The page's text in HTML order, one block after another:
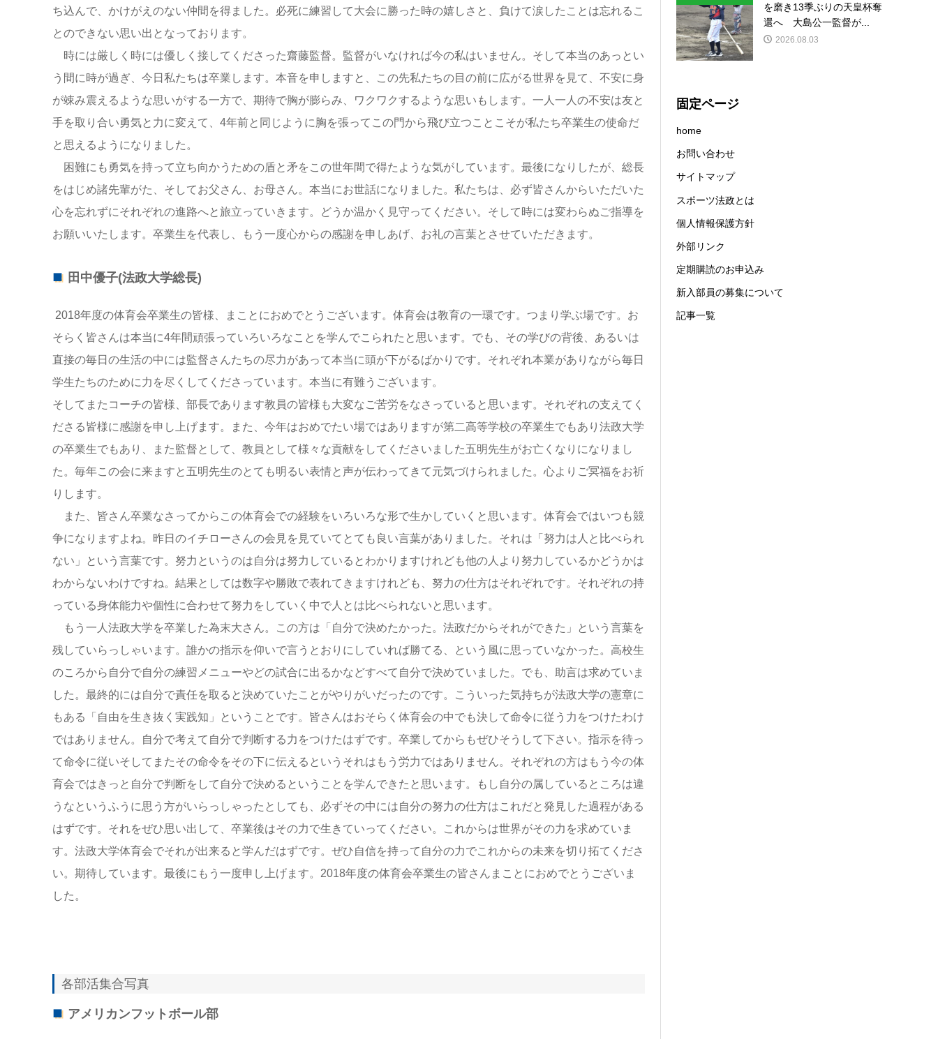
ち込んで、かけがえのない仲間を得ました。必死に練習して大会に勝った時の嬉しさと、負けて涙したことは忘れるこ
とのできない思い出となっております。
時には厳しく時には優しく接してくださった齋藤監督。監督がいなければ今の私はいません。そして本当のあっとい
う間に時が過ぎ、今日私たちは卒業します。本音を申しますと、この先私たちの目の前に広がる世界を見て、不安に身
が竦み震えるような思いがする一方で、期待で胸が膨らみ、ワクワクするような思いもします。一人一人の不安は友と
手を取り合い勇気と力に変えて、4年前と同じように胸を張ってこの門から飛び立つことこそが私たち卒業生の使命だ
と思えるようになりました。
困難にも勇気を持って立ち向かうための盾と矛をこの世年間で得たような気がしています。最後になりしたが、総長
をはじめ諸先輩がた、そしてお父さん、お母さん。本当にお世話になりました。私たちは、必ず皆さんからいただいた
心を忘れずにそれぞれの進路へと旅立っていきます。どうか温かく見守ってください。そして時には変わらぬご指導を
お願いいたします。卒業生を代表し、もう一度心からの感謝を申しあげ、お礼の言葉とさせていただきます。
田中優子(法政大学総長)
2018年度の体育会卒業生の皆様、まことにおめでとうございます。体育会は教育の一環です。つまり学ぶ場です。お
そらく皆さんは本当に4年間頑張っていろいろなことを学んでこられたと思います。でも、その学びの背後、あるいは
直接の毎日の生活の中には監督さんたちの尽力があって本当に頭が下がるばかりです。それぞれ本業がありながら毎日
学生たちのために力を尽くしてくださっています。本当に有難うございます。
そしてまたコーチの皆様、部長であります教員の皆様も大変なご苦労をなさっていると思います。それぞれの支えてく
ださる皆様に感謝を申し上げます。また、今年はおめでたい場ではありますが第二高等学校の卒業生でもあり法政大学
の卒業生でもあり、また監督として、教員として様々な貢献をしてくださいました五明先生がお亡くなりになりまし
た。毎年この会に来ますと五明先生のとても明るい表情と声が伝わってきて元気づけられました。心よりご冥福をお祈
りします。
また、皆さん卒業なさってからこの体育会での経験をいろいろな形で生かしていくと思います。体育会ではいつも競
争になりますよね。昨日のイチローさんの会見を見ていてとても良い言葉がありました。それは「努力は人と比べられ
ない」という言葉です。努力というのは自分は努力しているとわかりますけれども他の人より努力しているかどうかは
わからないわけですね。結果としては数字や勝敗で表れてきますけれども、努力の仕方はそれぞれです。それぞれの持
っている身体能力や個性に合わせて努力をしていく中で人とは比べられないと思います。
もう一人法政大学を卒業した為末大さん。この方は「自分で決めたかった。法政だからそれができた」という言葉を
残していらっしゃいます。誰かの指示を仰いで言うとおりにしていれば勝てる、という風に思っていなかった。高校生
のころから自分で自分の練習メニューやどの試合に出るかなどすべて自分で決めていました。でも、助言は求めていま
した。最終的には自分で責任を取ると決めていたことがやりがいだったのです。こういった気持ちが法政大学の憲章に
もある「自由を生き抜く実践知」ということです。皆さんはおそらく体育会の中でも決して命令に従う力をつけたわけ
ではありません。自分で考えて自分で判断する力をつけたはずです。卒業してからもぜひそうして下さい。指示を待っ
て命令に従いそしてまたその命令をその下に伝えるというそれはもう労力ではありません。それぞれの方はもう今の体
育会ではきっと自分で判断をして自分で決めるということを学んできたと思います。もし自分の属しているところは違
うなというふうに思う方がいらっしゃったとしても、必ずその中には自分の努力の仕方はこれだと発見した過程がある
はずです。それをぜひ思い出して、卒業後はその力で生きていってください。これからは世界がその力を求めていま
す。法政大学体育会でそれが出来ると学んだはずです。ぜひ自信を持って自分の力でこれからの未来を切り拓てくださ
い。期待しています。最後にもう一度申し上げます。2018年度の体育会卒業生の皆さんまことにおめでとうございま
した。
各部活集合写真
アメリカンフットボール部
を磨き13季ぶりの天皇杯奪
還へ 大島公一監督が...
2026.08.03
固定ページ
home
お問い合わせ
サイトマップ
スポーツ法政とは
個人情報保護方針
外部リンク
定期購読のお申込み
新入部員の募集について
記事一覧